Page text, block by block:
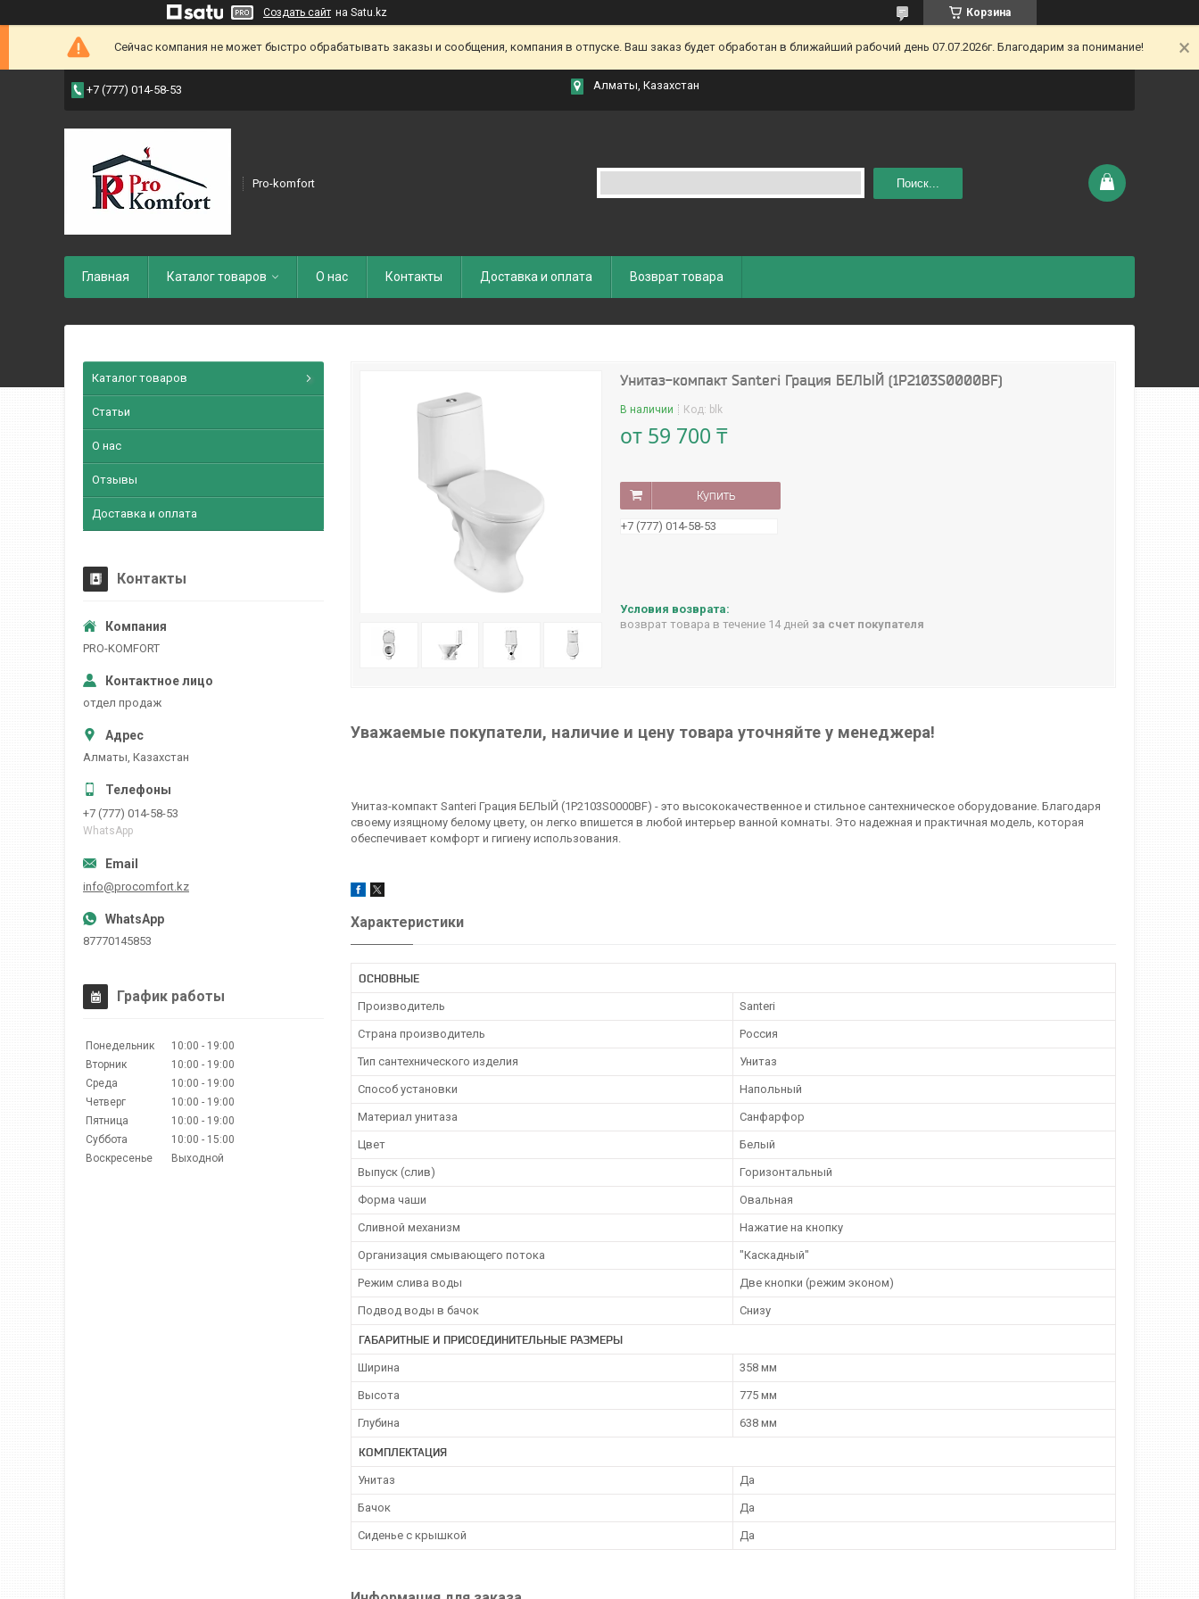
Создать сайт на Satu.kz Корзина
Сейчас компания не может быстро обрабатывать заказы и сообщения, компания в отпуске. Ваш заказ будет обработан в ближайший рабочий день 07.07.2026г. Благодарим за понимание!
+7 (777) 014-58-53 Алматы, Казахстан
Pro-komfort Поиск...
Главная Каталог товаров О нас Контакты Доставка и оплата Возврат товара
Унитаз-компакт Santeri Грация БЕЛЫЙ (1P2103S0000BF)
В наличии Код: blk
от 59 700 ₸
Купить
+7 (777) 014-58-53
возврат товара в течение 14 дней за счет покупателя
Уважаемые покупатели, наличие и цену товара уточняйте у менеджера!
Унитаз-компакт Santeri Грация БЕЛЫЙ (1P2103S0000BF) - это высококачественное и стильное сантехническое оборудование. Благодаря
своему изящному белому цвету, он легко впишется в любой интерьер ванной комнаты. Это надежная и практичная модель, которая
обеспечивает комфорт и гигиену использования.
Характеристики
ОСНОВНЫЕ
Производитель Santeri
Страна производитель Россия
Тип сантехнического изделия Унитаз
Способ установки Напольный
Материал унитаза Санфарфор
Цвет Белый
Выпуск (слив) Горизонтальный
Форма чаши Овальная
Сливной механизм Нажатие на кнопку
Организация смывающего потока "Каскадный"
Режим слива воды Две кнопки (режим эконом)
Подвод воды в бачок Снизу
ГАБАРИТНЫЕ И ПРИСОЕДИНИТЕЛЬНЫЕ РАЗМЕРЫ
Ширина 358 мм
Высота 775 мм
Глубина 638 мм
КОМПЛЕКТАЦИЯ
Унитаз Да
Бачок Да
Сиденье с крышкой Да
Каталог товаров
Статьи
О нас
Отзывы
Доставка и оплата
Контакты
PRO-KOMFORT
отдел продаж
Алматы, Казахстан
+7 (777) 014-58-53
WhatsApp
info@procomfort.kz
87770145853
График работы
Понедельник 10:00
19:00
Вторник
10:00
19:00
Среда
10:00
19:00
Четверг
10:00
19:00
Пятница
10:00
19:00
Суббота
10:00
15:00
Воскресенье
Выходной